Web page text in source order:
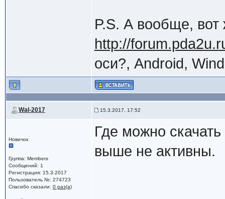
P.S. А вообще, вот
http://
оси?, Android,
Wal-2017 15.3.2017, 17:52
Новичок
Группа: Members
Сообщений: 1
Регистрация: 15.3.2017
Пользователь №: 274723
Спасибо сказали: 0 раз(а)
Где можно
выше не активны.